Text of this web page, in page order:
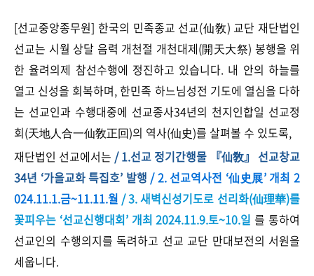
[선교중앙종무원] 한국의 민족종교 선교(仙敎) 교단 재단법인
선교는 시월 상달 음력 개천절 개천대제(開天大祭) 봉행을 위
한 율려의제 참선수행에 정진하고 있습니다. 내 안의 하늘를
열고 신성을 회복하며, 한민족 하느님성전 기도에 열심을 다하
는 선교인과 수행대중에 선교종사34년의 천지인합일 선교정
회(天地人合一仙敎正回)의 역사(仙史)를 살펴볼 수 있도록,
재단법인 선교에서는 /1.선교 정기간행물 『仙敎』 선교창교
34년 ‘가을교화 특집호’ 발행 / 2. 선교역사전 ‘仙史展’ 개최 2
024.11.1.금~11.11.월 / 3. 새벽신성기도로 선리화(仙理華)를
꽃피우는 ‘선교신행대회’ 개최 2024.11.9.토~10.일 를 통하여
선교인의 수행의지를 독려하고 선교 교단 만대보전의 서원을
세웁니다.